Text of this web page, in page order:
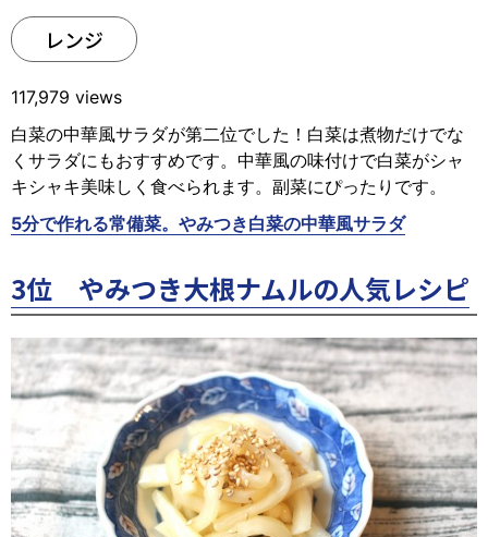
レンジ
117,979 views
白菜の中華風サラダが第二位でした！白菜は煮物だけでな
くサラダにもおすすめです。中華風の味付けで白菜がシャ
キシャキ美味しく食べられます。副菜にぴったりです。
5分で作れる常備菜。やみつき白菜の中華風サラダ
3位 やみつき大根ナムルの人気レシピ